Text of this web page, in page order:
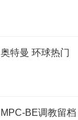
奥特曼 环球热门
MPC-BE调教留档